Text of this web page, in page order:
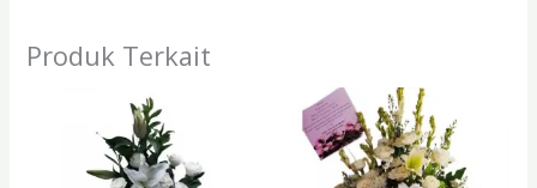
Produk Terkait